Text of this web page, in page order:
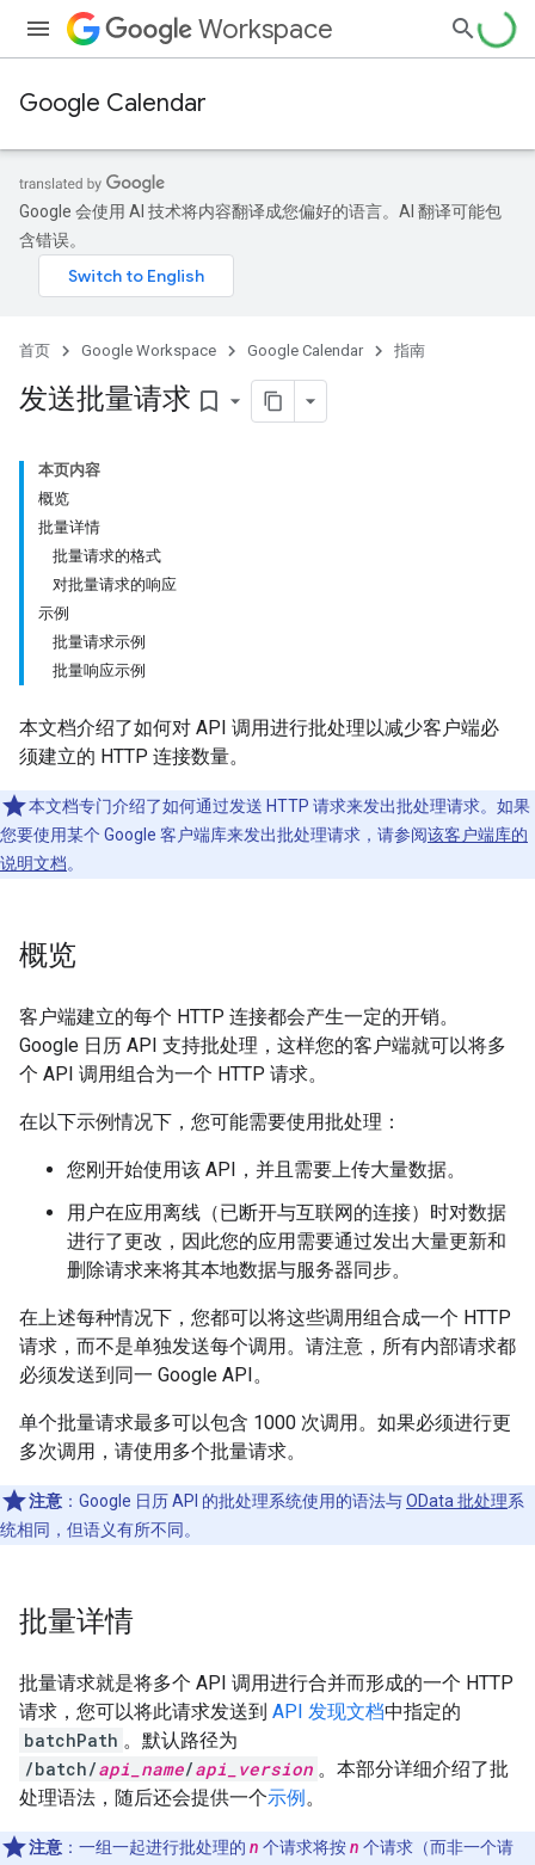
Workspace
Google Calendar
Google 会使用 AI 技术将内容翻译成您偏好的语言。AI 翻译可能包
含错误。
首页 Google Workspace Google Calendar 指南
发送批量请求 bookmark_border
本页内容
概览
批量详情
批量请求的格式
对批量请求的响应
示例
批量请求示例
批量响应示例
本文档介绍了如何对 API 调用进行批处理以减少客户端必
须建立的 HTTP 连接数量。
本文档专门介绍了如何通过发送 HTTP 请求来发出批处理请求。如果
您要使用某个 Google 客户端库来发出批处理请求，请参阅该客户端库的
说明文档。
概览
客户端建立的每个 HTTP 连接都会产生一定的开销。
Google 日历 API 支持批处理，这样您的客户端就可以将多
个 API 调用组合为一个 HTTP 请求。
在以下示例情况下，您可能需要使用批处理：
您刚开始使用该 API，并且需要上传大量数据。
用户在应用离线（已断开与互联网的连接）时对数据
进行了更改，因此您的应用需要通过发出大量更新和
删除请求来将其本地数据与服务器同步。
在上述每种情况下，您都可以将这些调用组合成一个 HTTP
请求，而不是单独发送每个调用。请注意，所有内部请求都
必须发送到同一 Google API。
单个批量请求最多可以包含 1000 次调用。如果必须进行更
多次调用，请使用多个批量请求。
注意 ：Google 日历 API 的批处理系统使用的语法与OData 批处理系
统相同，但语义有所不同。
批量详情
批量请求就是将多个 API 调用进行合并而形成的一个 HTTP
请求，您可以将此请求发送到 API 发现文档中指定的
batchPath 。默认路径为
/batch/api_name/api_version 。本部分详细介绍了批
处理语法，随后还会提供一个示例。
注意 ：一组一起进行批处理的 n 个请求将按n 个请求（而非一个请